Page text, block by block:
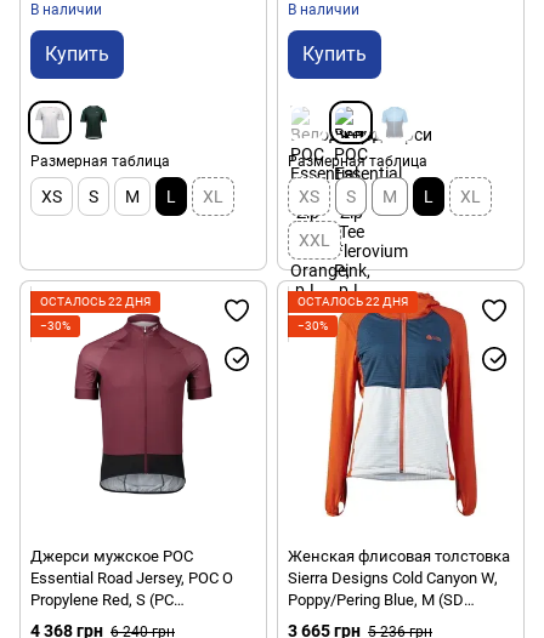
В наличии
Купить
Размерная таблица
XS S M L XL
В наличии
Купить
Размерная таблица
XS S M L XL
XXL
ОСТАЛОСЬ 22 ДНЯ
−30%
Джерси мужское POC
Essential Road Jersey, POC O
Propylene Red, S (PC
582118331SML1)
4 368 грн 6 240 грн
ОСТАЛОСЬ 22 ДНЯ
−30%
Женская флисовая толстовка
Sierra Designs Cold Canyon W,
Poppy/Pering Blue, M (SD
33595320POP-M)
3 665 грн 5 236 грн